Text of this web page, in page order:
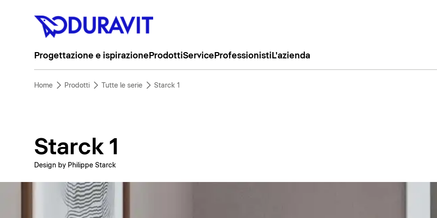
Progettazione e ispirazione ProdottiService Professionisti L'azienda
Home Prodotti Tutte le serie Starck 1
Starck 1
Design by Philippe Starck